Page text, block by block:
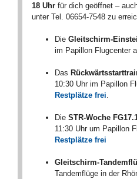
18 Uhr für dich geöffnet –
unter Tel. 06654-7548 zu
Die Gleitschirm-
im Papillon Flugcenter
Das
10:30 Uhr im Papillon
Restplätze frei.
Die STR-Woche
11:30 Uhr um Papillon
Restplätze frei
Gleitschirm-
Tandemflüge in der